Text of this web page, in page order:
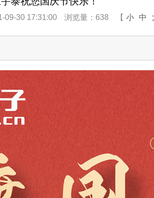
09-30 17:31:00 浏览量：638 【 小 中